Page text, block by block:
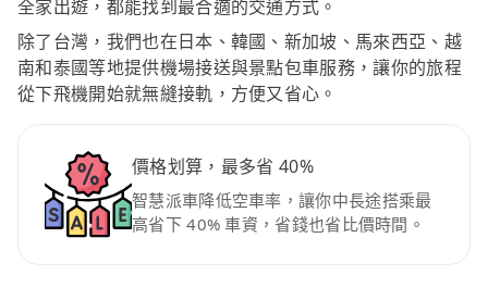
全家出遊，都能找到最合適的交通方式。
除了台灣，我們也在日本、韓國、新加坡、馬來西亞、越
南和泰國等地提供機場接送與景點包車服務，讓你的旅程
從下飛機開始就無縫接軌，方便又省心。
價格划算，最多省 40%
智慧派車降低空車率，讓你中長途搭乘最
高省下 40% 車資，省錢也省比價時間。